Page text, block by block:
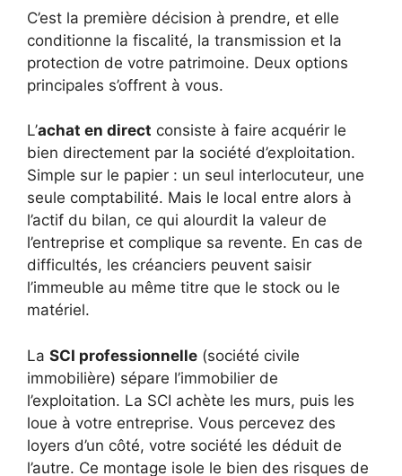
C’est la première décision à prendre, et elle
conditionne la fiscalité, la transmission et la
protection de votre patrimoine. Deux options
principales s’offrent à vous.
L’achat en direct consiste à faire acquérir le
bien directement par la société d’exploitation.
Simple sur le papier : un seul interlocuteur, une
seule comptabilité. Mais le local entre alors à
l’actif du bilan, ce qui alourdit la valeur de
l’entreprise et complique sa revente. En cas de
difficultés, les créanciers peuvent saisir
l’immeuble au même titre que le stock ou le
matériel.
La SCI professionnelle (société civile
immobilière) sépare l’immobilier de
l’exploitation. La SCI achète les murs, puis les
loue à votre entreprise. Vous percevez des
loyers d’un côté, votre société les déduit de
l’autre. Ce montage isole le bien des risques de